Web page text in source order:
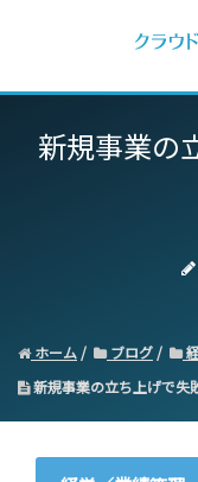
新規事業の
ホーム ブログ
新規事業の立ち上げで失